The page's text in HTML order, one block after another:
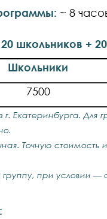
~ 8
школьников +
Школьники
7500
Екатеринбурга. Для
Точную стоимость
при условии —